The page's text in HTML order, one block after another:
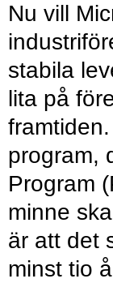
Nu vill
stabila
lita på
program,
Program
minne
är att det
minst tio